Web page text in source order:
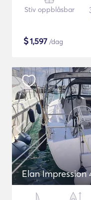
Stiv oppblåsbar
$1,597 /dag
Elan Impression